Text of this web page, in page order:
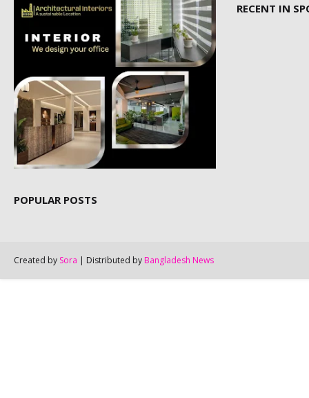
POPULAR POSTS
RECENT IN
Created by Sora | Distributed by Bangladesh News